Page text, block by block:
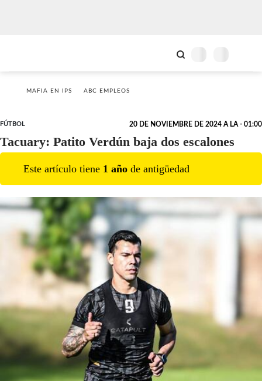
MAFIA EN IPS ABC EMPLEOS
FÚTBOL 20 DE NOVIEMBRE DE 2024 A LA - 01:00
Tacuary: Patito Verdún baja dos escalones
Este artículo tiene 1 año de antigüedad